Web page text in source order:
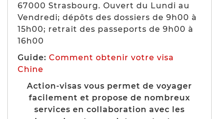
67000 Strasbourg. Ouvert du Lundi au
Vendredi; dépôts des dossiers de 9h00 à
15h00; retrait des passeports de 9h00 à
16h00
Guide: Comment obtenir votre visa
Chine
Action-visas vous permet de voyager
facilement et propose de nombreux
services en collaboration avec les